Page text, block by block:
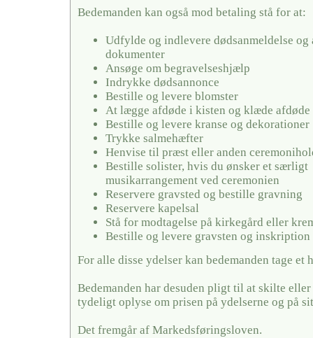
Bedemanden kan også mod betaling stå for at:
Udfylde og indlevere dødsanmeldelse
dokumenter
Ansøge om begravelseshjælp
Indrykke dødsannonce
Bestille og levere blomster
At lægge afdøde i kisten og klæde afdøde
Bestille og levere kranse og dekorationer
Trykke salmehæfter
Henvise til præst eller anden
Bestille solister, hvis du ønsker et særligt
musikarrangement ved ceremonien
Reservere gravsted og bestille gravning
Reservere kapelsal
Stå for modtagelse på kirkegård eller
Bestille og levere gravsten og inskription
For alle disse ydelser kan bedemanden tage et
Bedemanden har desuden pligt til at skilte eller
tydeligt oplyse om prisen på ydelserne og på
Det fremgår af Markedsføringsloven.